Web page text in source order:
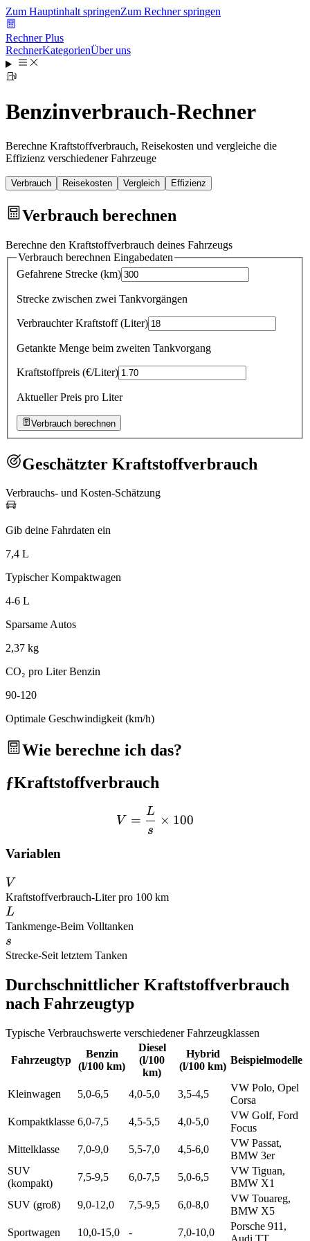
Zum Hauptinhalt springenZum Rechner springen
Rechner Plus
RechnerKategorienÜber uns
Benzinverbrauch-Rechner
Berechne Kraftstoffverbrauch, Reisekosten und vergleiche die
Effizienz verschiedener Fahrzeuge
Verbrauch Reisekosten Vergleich Effizienz
Verbrauch berechnen
Berechne den Kraftstoffverbrauch deines Fahrzeugs
Verbrauch berechnen Eingabedaten
Gefahrene Strecke (km)
Strecke zwischen zwei Tankvorgängen
Verbrauchter Kraftstoff (Liter)
Getankte Menge beim zweiten Tankvorgang
Kraftstoffpreis (€/Liter)
Aktueller Preis pro Liter
Verbrauch berechnen
Geschätzter Kraftstoffverbrauch
Verbrauchs- und Kosten-Schätzung
Gib deine Fahrdaten ein
7,4 L
Typischer Kompaktwagen
4-6 L
Sparsame Autos
2,37 kg
CO₂ pro Liter Benzin
90-120
Optimale Geschwindigkeit (km/h)
Wie berechne ich das?
ƒKraftstoffverbrauch
V = \frac{L}{s} \times
V =
s
L
× 100
Variablen
V
V
Kraftstoffverbrauch-Liter pro 100 km
L
L
Tankmenge-Beim Volltanken
s
s
Strecke-Seit letztem Tanken
Durchschnittlicher Kraftstoffverbrauch
nach Fahrzeugtyp
Typische Verbrauchswerte verschiedener Fahrzeugklassen
Fahrzeugtyp
Benzin
(l/100 km)
Diesel
(l/100
km)
Hybrid
(l/100 km)
Beispielmodelle
Kleinwagen 5,0-6,5 4,0-5,0 3,5-4,5
VW Polo, Opel
Corsa
Kompaktklasse 6,0-7,5 4,5-5,5 4,0-5,0
VW Golf, Ford
Focus
Mittelklasse
7,0-9,0 5,5-7,0 4,5-6,0
VW Passat,
BMW 3er
SUV
(kompakt)
7,5-9,5 6,0-7,5 5,0-6,5
VW Tiguan,
BMW X1
SUV (groß)
9,0-12,0 7,5-9,5 6,0-8,0
VW Touareg,
BMW X5
Sportwagen
10,0-15,0 - 7,0-10,0
Porsche 911,
Audi TT